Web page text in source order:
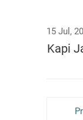
15 Jul,
Kapi